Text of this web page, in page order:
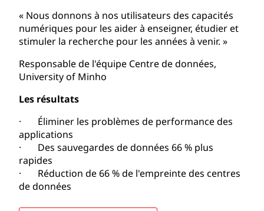
« Nous donnons à nos utilisateurs des capacités
numériques pour les aider à enseigner, étudier et
stimuler la recherche pour les années à venir. »
Responsable de l'équipe Centre de données,
University of Minho
Les résultats
· Éliminer les problèmes de performance des
applications
· Des sauvegardes de données 66 % plus
rapides
· Réduction de 66 % de l'empreinte des centres
de données